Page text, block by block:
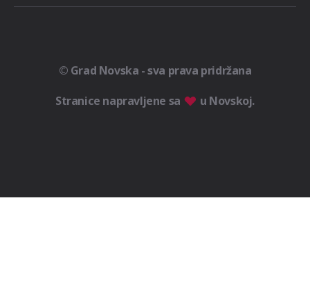
© Grad Novska - sva prava pridržana
Stranice napravljene sa
u Novskoj.